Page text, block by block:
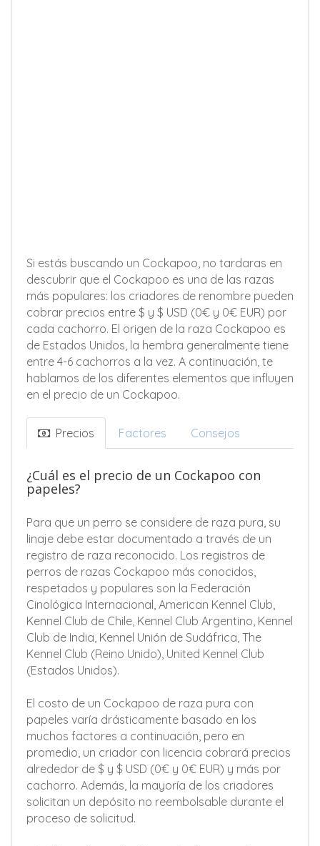
Si estás buscando un Cockapoo, no tardaras en
descubrir que el Cockapoo es una de las razas
más populares: los criadores de renombre pueden
cobrar precios entre $ y $ USD (0€ y 0€ EUR) por
cada cachorro. El origen de la raza Cockapoo es
de Estados Unidos, la hembra generalmente tiene
entre 4-6 cachorros a la vez. A continuación, te
hablamos de los diferentes elementos que influyen
en el precio de un Cockapoo.
Precios Factores Consejos
¿Cuál es el precio de un Cockapoo con
papeles?
Para que un perro se considere de raza pura, su
linaje debe estar documentado a través de un
registro de raza reconocido. Los registros de
perros de razas Cockapoo más conocidos,
respetados y populares son la Federación
Cinológica Internacional, American Kennel Club,
Kennel Club de Chile, Kennel Club Argentino, Kennel
Club de India, Kennel Unión de Sudáfrica, The
Kennel Club (Reino Unido), United Kennel Club
(Estados Unidos).
El costo de un Cockapoo de raza pura con
papeles varía drásticamente basado en los
muchos factores a continuación, pero en
promedio, un criador con licencia cobrará precios
alrededor de $ y $ USD (0€ y 0€ EUR) y más por
cachorro. Además, la mayoría de los criadores
solicitan un depósito no reembolsable durante el
proceso de solicitud.